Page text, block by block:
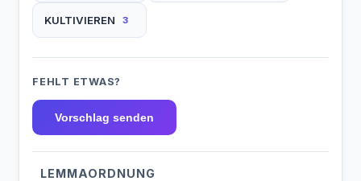
KULTIVIEREN 3
FEHLT ETWAS?
Vorschlag senden
LEMMAORDNUNG